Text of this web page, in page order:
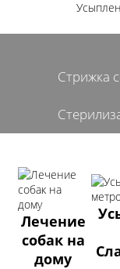
Стрижка
Лечение
собак на
дому